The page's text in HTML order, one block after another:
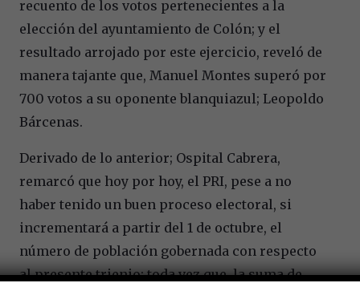
recuento de los votos pertenecientes a la
elección del ayuntamiento de Colón; y el
resultado arrojado por este ejercicio, reveló de
manera tajante que, Manuel Montes superó por
700 votos a su oponente blanquiazul; Leopoldo
Bárcenas.
Derivado de lo anterior; Ospital Cabrera,
remarcó que hoy por hoy, el PRI, pese a no
haber tenido un buen proceso electoral, si
incrementará a partir del 1 de octubre, el
número de población gobernada con respecto
al presente trienio; toda vez que, la suma de